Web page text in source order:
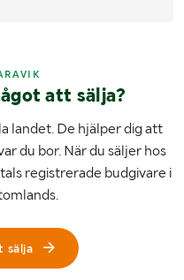
att sälja?
landet. De hjälper dig att
du bor. När du säljer hos
registrerade budgivare i
sälja